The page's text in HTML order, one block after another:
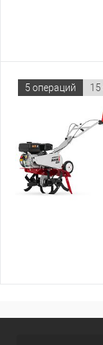
5 операций 15